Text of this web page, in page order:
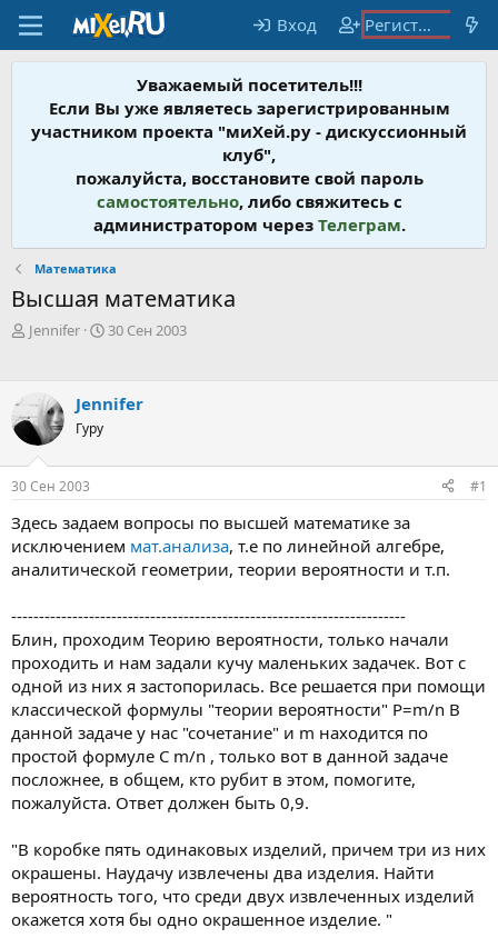
Вход Регистрация
Уважаемый посетитель!!!
Если Вы уже являетесь зарегистрированным
участником проекта "миХей.ру - дискусcионный
клуб",
пожалуйста, восстановите свой пароль
самостоятельно, либо свяжитесь с
администратором через Телеграм.
Математика
Высшая математика
А
р
т
е
м
ы
Jennifer
Д
н
а
30 Сен 2003
Jennifer
Гуру
30 Сен 2003 #1
Здесь задаем вопросы по высшей математике за
исключением мат.анализа, т.е по линейной алгебре,
аналитической геометрии, теории вероятности и т.п.
-----------------------------------------------------------------------
Блин, проходим Теорию вероятности, только начали
проходить и нам задали кучу маленьких задачек. Вот с
одной из них я застопорилась. Все решается при помощи
классической формулы "теории вероятности" P=m/n В
данной задаче у нас "сочетание" и m находится по
простой формуле C m/n , только вот в данной задаче
посложнее, в общем, кто рубит в этом, помогите,
пожалуйста. Ответ должен быть 0,9.
"В коробке пять одинаковых изделий, причем три из них
окрашены. Наудачу извлечены два изделия. Найти
вероятность того, что среди двух извлеченных изделий
окажется хотя бы одно окрашенное изделие. "